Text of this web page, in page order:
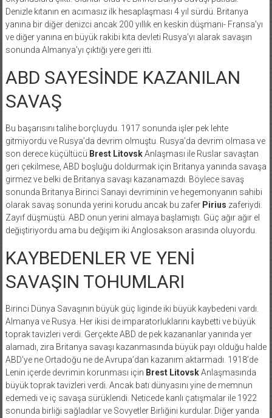
Denizle kıtanın en acımasız ilk hesaplaşması 4 yıl sürdü. Britanya
yanına bir diğer denizci ancak 200 yıllık en keskin düşmanı- Fransa’yı
ve diğer yanına en büyük rakibi kıta devleti Rusya’yı alarak savaşın
sonunda Almanya’yı çıktığı yere geri itti.
ABD SAYESİNDE KAZANILAN
SAVAŞ
Bu başarısını talihe borçluydu. 1917 sonunda işler pek lehte
gitmiyordu ve Rusya’da devrim olmuştu. Rusya’da devrim olmasa ve
son derece küçültücü Brest LitovskAnlaşması ile Ruslar savaştan
geri çekilmese, ABD boşluğu doldurmak için Britanya yanında savaşa
girmez ve belki de Britanya savaşı kazanamazdı. Böylece savaş
sonunda Britanya Birinci Sanayi devriminin ve hegemonyanın sahibi
olarak savaş sonunda yerini korudu ancak bu zafer Pirius zaferiydi.
Zayıf düşmüştü. ABD onun yerini almaya başlamıştı. Güç ağır ağır el
değiştiriyordu ama bu değişim iki Anglosakson arasında oluyordu.
KAYBEDENLER VE YENİ
SAVAŞIN TOHUMLARI
Birinci Dünya Savaşının büyük güç liginde iki büyük kaybedeni vardı.
Almanya ve Rusya. Her ikisi de imparatorluklarını kaybetti ve büyük
toprak tavizleri verdi. Gerçekte ABD de pek kazananlar yanında yer
alamadı, zira Britanya savaşı kazanmasında büyük payı olduğu halde
ABD’ye ne Ortadoğu ne de Avrupa’dan kazanım aktarmadı. 1918’de
Lenin içerde devrimin korunması için Brest LitovskAnlaşmasında
büyük toprak tavizleri verdi. Ancak batı dünyasını yine de memnun
edemedi ve iç savaşa sürüklendi. Neticede kanlı çatışmalar ile 1922
sonunda birliği sağladılar ve Sovyetler Birliğini kurdular. Diğer yanda